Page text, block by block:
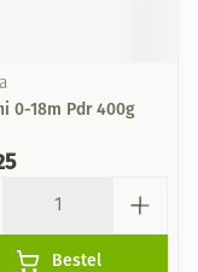
0-18m Pdr 400g
Bestel